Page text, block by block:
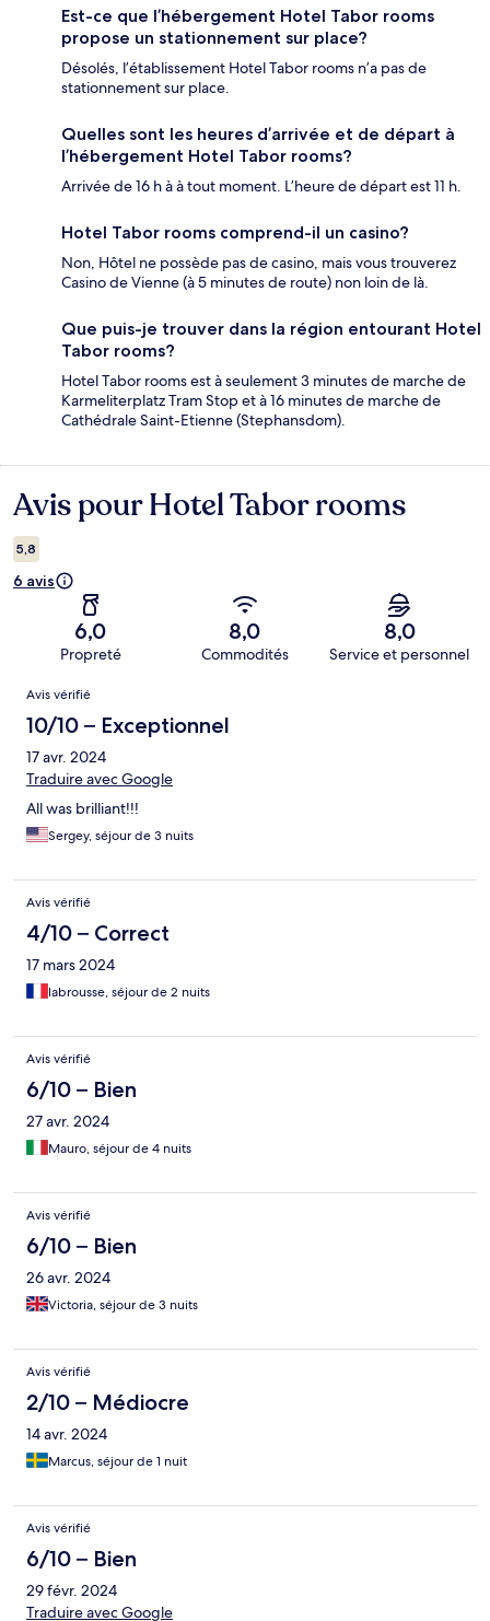
Est-ce que l’hébergement Hotel Tabor rooms
propose un stationnement sur place?
Désolés, l’établissement Hotel Tabor rooms n’a pas de
stationnement sur place.
Quelles sont les heures d’arrivée et de départ à
l’hébergement Hotel Tabor rooms?
Arrivée de 16 h à à tout moment. L’heure de départ est 11 h.
Hotel Tabor rooms comprend-il un casino?
Non, Hôtel ne possède pas de casino, mais vous trouverez
Casino de Vienne (à 5 minutes de route) non loin de là.
Que puis-je trouver dans la région entourant Hotel
Tabor rooms?
Hotel Tabor rooms est à seulement 3 minutes de marche de
Karmeliterplatz Tram Stop et à 16 minutes de marche de
Cathédrale Saint-Etienne (Stephansdom).
Avis
Avis pour Hotel Tabor rooms
5,8
6 avis
6,0
Propreté
8,0
Commodités
8,0
Service et personnel
Avis
Avis vérifié
10/10 – Exceptionnel
17 avr. 2024
Traduire avec Google
All was brilliant!!!
Sergey, séjour de 3 nuits
Avis vérifié
4/10 – Correct
17 mars 2024
labrousse, séjour de 2 nuits
Avis vérifié
6/10 – Bien
27 avr. 2024
Mauro, séjour de 4 nuits
Avis vérifié
6/10 – Bien
26 avr. 2024
Victoria, séjour de 3 nuits
Avis vérifié
2/10 – Médiocre
14 avr. 2024
Marcus, séjour de 1 nuit
Avis vérifié
6/10 – Bien
29 févr. 2024
Traduire avec Google